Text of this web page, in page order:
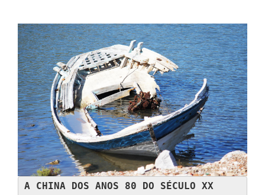
A CHINA DOS ANOS 80 DO SÉCULO XX